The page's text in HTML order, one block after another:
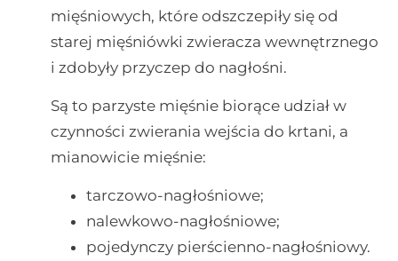
mięśniowych, które odszczepiły się od
starej mięśniówki zwieracza wewnętrznego
i zdobyły przyczep do nagłośni.
Są to parzyste mięśnie biorące udział w
czynności zwierania wejścia do krtani, a
mianowicie mięśnie:
tarczowo-nagłośniowe;
nalewkowo-nagłośniowe;
pojedynczy pierścienno-nagłośniowy.